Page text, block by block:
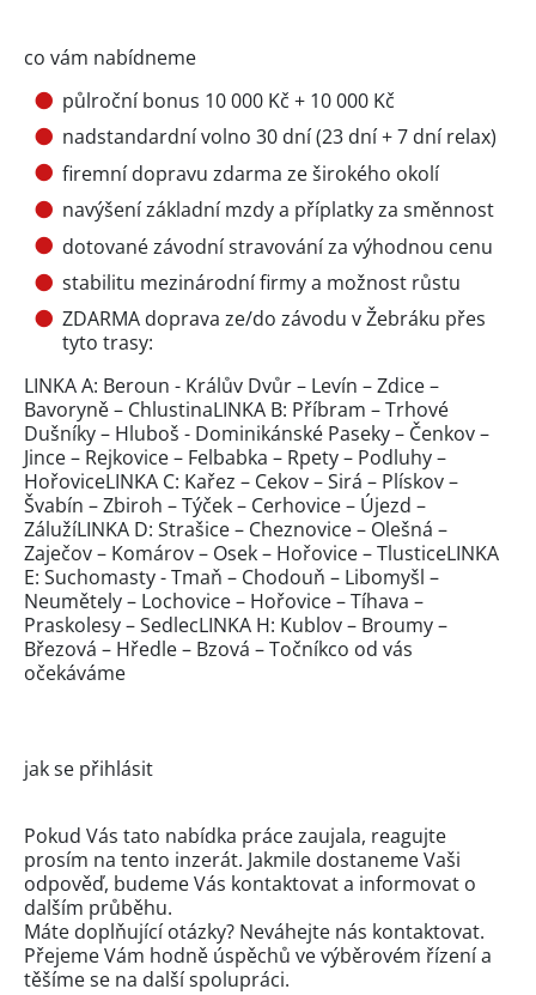
co vám nabídneme
půlroční bonus 10 000 Kč + 10 000 Kč
nadstandardní volno 30 dní (23 dní + 7 dní relax)
firemní dopravu zdarma ze širokého okolí
navýšení základní mzdy a příplatky za směnnost
dotované závodní stravování za výhodnou cenu
stabilitu mezinárodní firmy a možnost růstu
ZDARMA doprava ze/do závodu v Žebráku přes
tyto trasy:
LINKA A: Beroun - Králův Dvůr – Levín – Zdice –
Bavoryně – ChlustinaLINKA B: Příbram – Trhové
Dušníky – Hluboš - Dominikánské Paseky – Čenkov –
Jince – Rejkovice – Felbabka – Rpety – Podluhy –
HořoviceLINKA C: Kařez – Cekov – Sirá – Plískov –
Švabín – Zbiroh – Týček – Cerhovice – Újezd –
ZálužíLINKA D: Strašice – Cheznovice – Olešná –
Zaječov – Komárov – Osek – Hořovice – TlusticeLINKA
E: Suchomasty - Tmaň – Chodouň – Libomyšl –
Neumětely – Lochovice – Hořovice – Tíhava –
Praskolesy – SedlecLINKA H: Kublov – Broumy –
Březová – Hředle – Bzová – Točníkco od vás
očekáváme
jak se přihlásit
Pokud Vás tato nabídka práce zaujala, reagujte
prosím na tento inzerát. Jakmile dostaneme Vaši
odpověď, budeme Vás kontaktovat a informovat o
dalším průběhu.
Máte doplňující otázky? Neváhejte nás kontaktovat.
Přejeme Vám hodně úspěchů ve výběrovém řízení a
těšíme se na další spolupráci.